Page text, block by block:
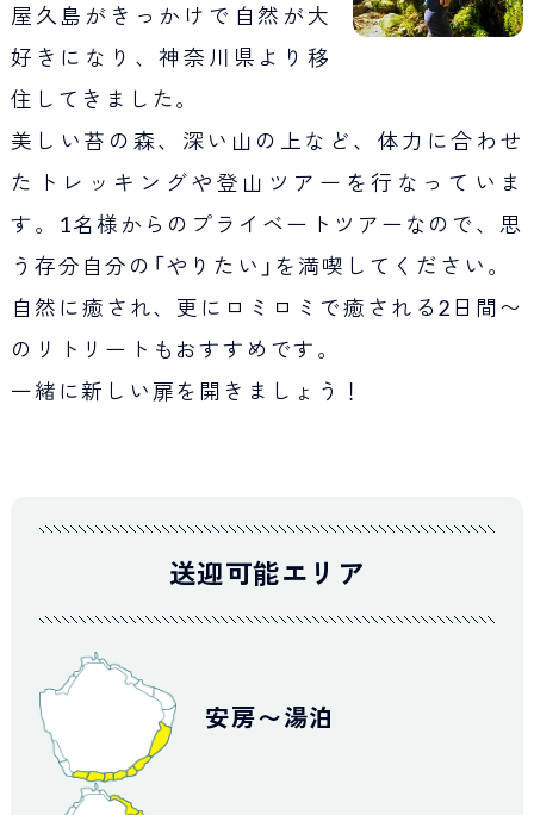
屋久島がきっかけで自然が大
好きになり、神奈川県より移
住してきました。
美しい苔の森、深い山の上など、体力に合わせ
たトレッキングや登山ツアーを行なっていま
す。1名様からのプライベートツアーなので、思
う存分自分の「やりたい」を満喫してください。
自然に癒され、更にロミロミで癒される2日間〜
のリトリートもおすすめです。
一緒に新しい扉を開きましょう！
送迎可能エリア
安房〜湯泊